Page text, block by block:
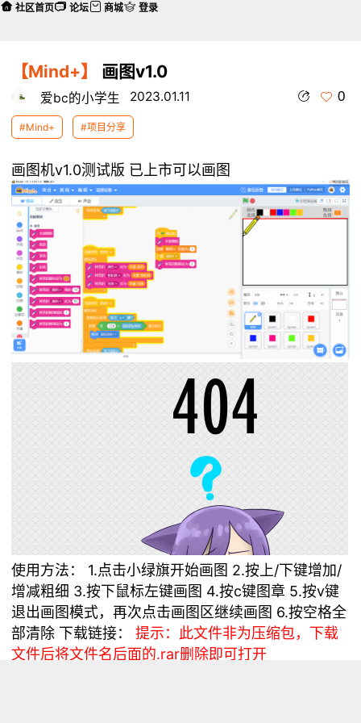
【Mind+】 画图v1.0
爱bc的小学生 2023.01.11 0
#Mind+ #项目分享
画图机v1.0测试版 已上市可以画图
使用方法： 1.点击小绿旗开始画图 2.按上/下键增加/
增减粗细 3.按下鼠标左键画图 4.按c键图章 5.按v键
退出画图模式，再次点击画图区继续画图 6.按空格全
部清除 下载链接：提示：此文件非为压缩包，下载
文件后将文件名后面的.rar删除即可打开
社区首页 论坛 商城 登录